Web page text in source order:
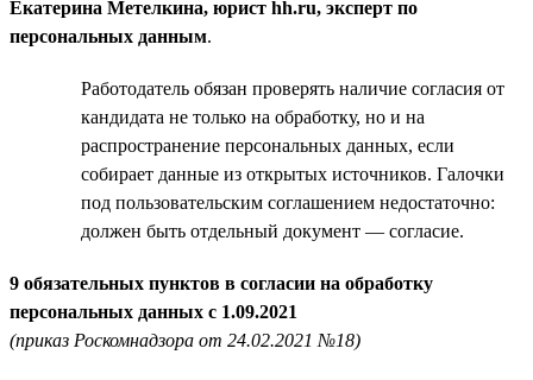
Екатерина Метелкина, юрист hh.ru, эксперт по
персональных данным.
Работодатель обязан проверять наличие согласия от
кандидата не только на обработку, но и на
распространение персональных данных, если
собирает данные из открытых источников. Галочки
под пользовательским соглашением недостаточно:
должен быть отдельный документ — согласие.
9 обязательных пунктов в согласии на обработку
персональных данных с 1.09.2021
(приказ Роскомнадзора от 24.02.2021 №18)